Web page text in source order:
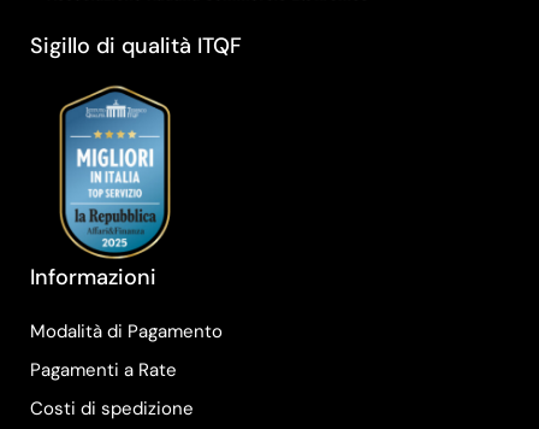
Sigillo di qualità ITQF
Informazioni
Modalità di Pagamento
Pagamenti a Rate
Costi di spedizione